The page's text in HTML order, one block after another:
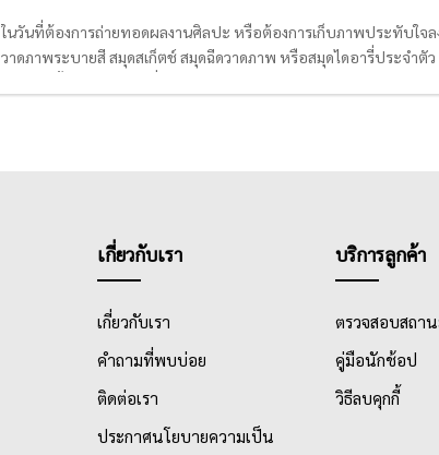
ในวันที่ต้องการถ่ายทอดผลงานศิลปะ หรือต้องการเก็บภาพประทับใจ
วาดภาพระบายสี สมุดสเก็ตช์ สมุดฉีดวาดภาพ หรือสมุดไดอารี่ประจำตั
15 x 11 นิ้ว โดยกระดาษที่อยู่ในสมุดวาดภาพระบายสีส่วนใหญ่จะมีคว
กระดาษผิวเรียบ และผิวหยาบ ที่มีความสามารถในการรองรับน้ำไม่เ
เกี่ยวกับเรา
เกี่ยวกับเรา
คำถามที่พบบ่อย
ติดต่อเรา
ประกาศนโยบายความเป็น
บริการลูกค้า
ตรวจสอบสถา
คู่มือนักช้อป
วิธีลบคุกกี้